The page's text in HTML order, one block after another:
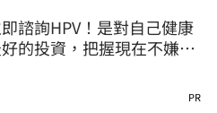
諮詢HPV！是對自己健康
的投資，把握現在不嫌
PR